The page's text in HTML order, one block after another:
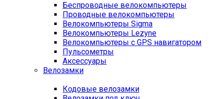
Беспроводные велокомпьютеры
Проводные велокомпьютеры
Велокомпьютеры Sigma
Велокомпьютеры Lezyne
Велокомпьютеры с GPS навигатором
Пульсометры
Аксессуары
Велозамки
Кодовые велозамки